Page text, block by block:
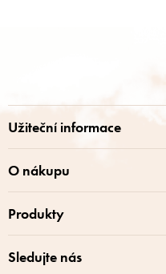
Užiteční informace
O nákupu
Produkty
Sledujte nás